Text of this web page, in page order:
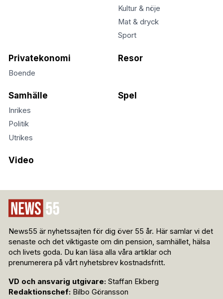
Kultur & nöje
Mat & dryck
Sport
Privatekonomi
Boende
Resor
Samhälle
Inrikes
Politik
Utrikes
Spel
Video
News55 är nyhetssajten för dig över 55 år. Här samlar vi det
senaste och det viktigaste om din pension, samhället, hälsa
och livets goda. Du kan läsa alla våra artiklar och
prenumerera på vårt nyhetsbrev kostnadsfritt.
VD och ansvarig utgivare: Staffan Ekberg
Redaktionschef: Bilbo Göransson